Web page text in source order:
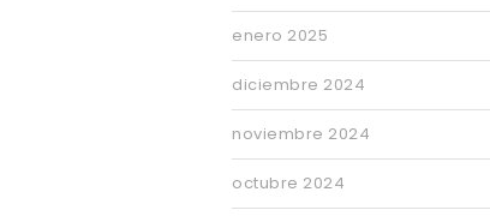
enero 2025
diciembre 2024
noviembre 2024
octubre 2024